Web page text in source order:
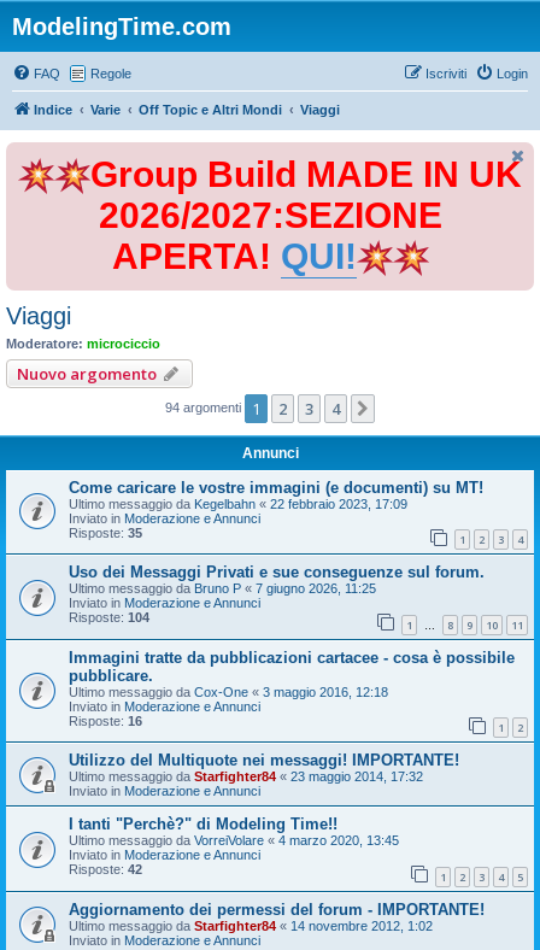
ModelingTime.com
FAQ Regole Login
Iscriviti
Indice Varie Off Topic e Altri Mondi Viaggi
Group Build MADE IN UK
2026/2027:SEZIONE
APERTA! QUI!
Viaggi
Moderatore: microciccio
Nuovo argomento
94 argomenti 1 2 3 4
Annunci
Come caricare le vostre immagini (e documenti) su MT!
Ultimo messaggio da Kegelbahn « 22 febbraio 2023, 17:09
Inviato in Moderazione e Annunci
Risposte: 35 1 2 3 4
Uso dei Messaggi Privati e sue conseguenze sul forum.
Ultimo messaggio da Bruno P « 7 giugno 2026, 11:25
Inviato in Moderazione e Annunci
Risposte: 104 1 … 8 9 10 11
Immagini tratte da pubblicazioni cartacee - cosa è possibile
pubblicare.
Ultimo messaggio da Cox-One « 3 maggio 2016, 12:18
Inviato in Moderazione e Annunci
Risposte: 16 1 2
Utilizzo del Multiquote nei messaggi! IMPORTANTE!
Ultimo messaggio da Starfighter84 « 23 maggio 2014, 17:32
Inviato in Moderazione e Annunci
I tanti "Perchè?" di Modeling Time!!
Ultimo messaggio da VorreiVolare « 4 marzo 2020, 13:45
Inviato in Moderazione e Annunci
Risposte: 42 1 2 3 4 5
Aggiornamento dei permessi del forum - IMPORTANTE!
Ultimo messaggio da Starfighter84 « 14 novembre 2012, 1:02
Inviato in Moderazione e Annunci